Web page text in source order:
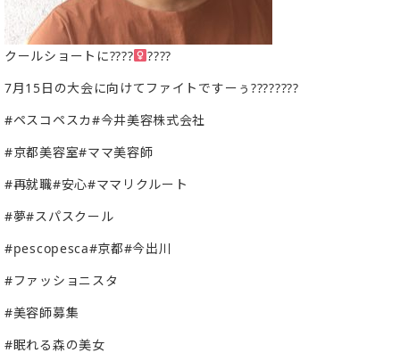
クールショートに????‍
????
7月15日の大会に向けてファイトですーぅ????????
#ペスコペスカ#今井美容株式会社
#京都美容室#ママ美容師
#再就職#安心#ママリクルート
#夢#スパスクール
#pescopesca#京都#今出川
#ファッショニスタ
#美容師募集
#眠れる森の美女